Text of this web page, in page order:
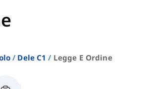
Dele C1 Legge E Ordine